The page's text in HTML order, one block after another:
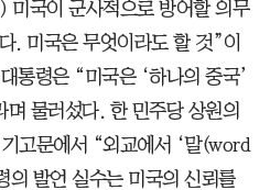
미국이 군사적으로 방어할 의무
. 미국은 무엇이라도 할 것”이
통령은 “미국은 ‘하나의 중국’
물러섰다. 한 민주당 상원의
고문에서 “외교에서 ‘말(word
의 발언 실수는 미국의 신뢰를